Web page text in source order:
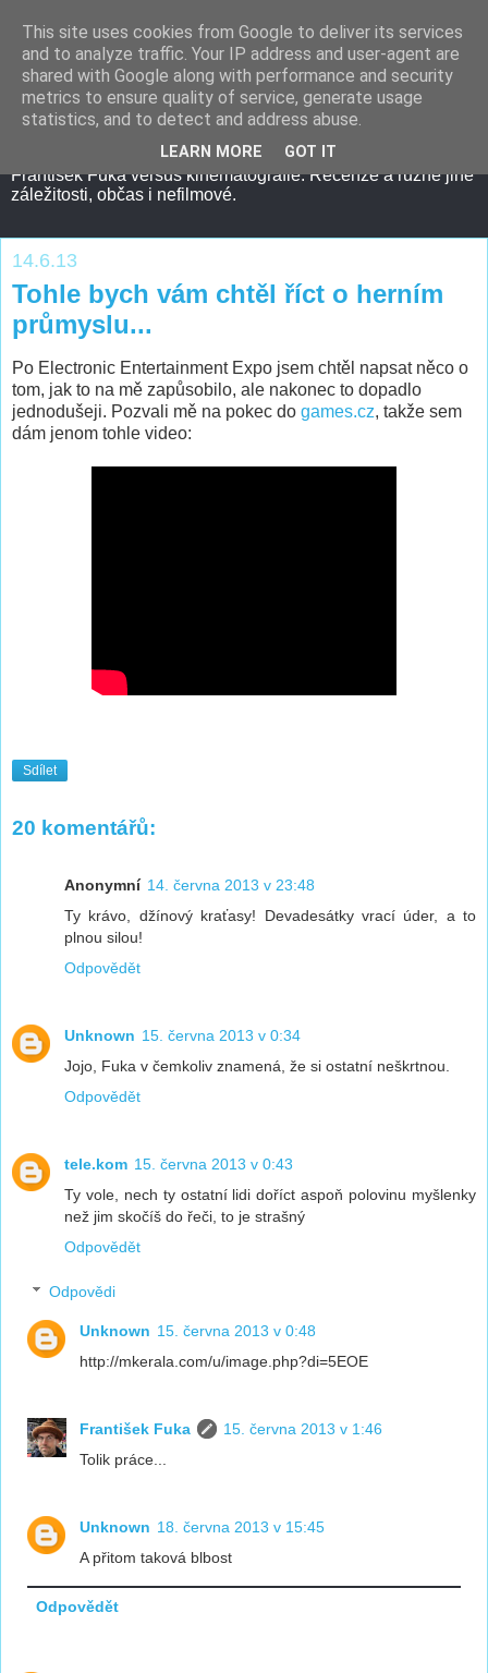
František Fuka versus kinematografie. Recenze a různé jiné
záležitosti, občas i nefilmové.
14.6.13
Tohle bych vám chtěl říct o herním
průmyslu...
Po Electronic Entertainment Expo jsem chtěl napsat něco o
tom, jak to na mě zapůsobilo, ale nakonec to dopadlo
jednodušeji. Pozvali mě na pokec do games.cz, takže sem
dám jenom tohle video:
Sdílet
20 komentářů:
Anonymní 14. června 2013 v 23:48
Ty krávo, džínový kraťasy! Devadesátky vrací úder, a to
plnou silou!
Odpovědět
Unknown 15. června 2013 v 0:34
Jojo, Fuka v čemkoliv znamená, že si ostatní neškrtnou.
Odpovědět
tele.kom 15. června 2013 v 0:43
Ty vole, nech ty ostatní lidi doříct aspoň polovinu myšlenky
než jim skočíš do řeči, to je strašný
Odpovědět
Odpovědi
Unknown 15. června 2013 v 0:48
http://mkerala.com/u/image.php?di=5EOE
František Fuka
15. června 2013 v 1:46
Tolik práce...
Unknown 18. června 2013 v 15:45
A přitom taková blbost
Odpovědět
This site uses cookies from Google to deliver its services
and to analyze traffic. Your IP address and user-agent are
shared with Google along with performance and security
metrics to ensure quality of service, generate usage
statistics, and to detect and address abuse.
LEARN MORE GOT IT